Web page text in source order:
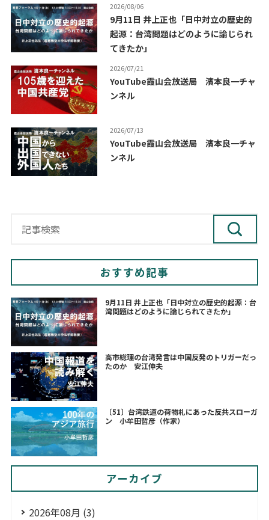
2026/08/06
9月11日 井上正也「日中対立の歴史的
起源：台湾問題はどのように論じられ
てきたか」
2026/07/21
YouTube霞山会放送局 濱本良一チャ
ンネル
2026/07/13
YouTube霞山会放送局 濱本良一チャ
ンネル
おすすめ記事
9月11日 井上正也「日中対立の歴史的起源：台
湾問題はどのように論じられてきたか」
高市総理の台湾発言は中国反発のトリガーだっ
たのか 安江伸夫
〔51〕台湾鉄道の荷物札にあった反共スローガ
ン 小牟田哲彦（作家）
アーカイブ
2026年08月 (3)